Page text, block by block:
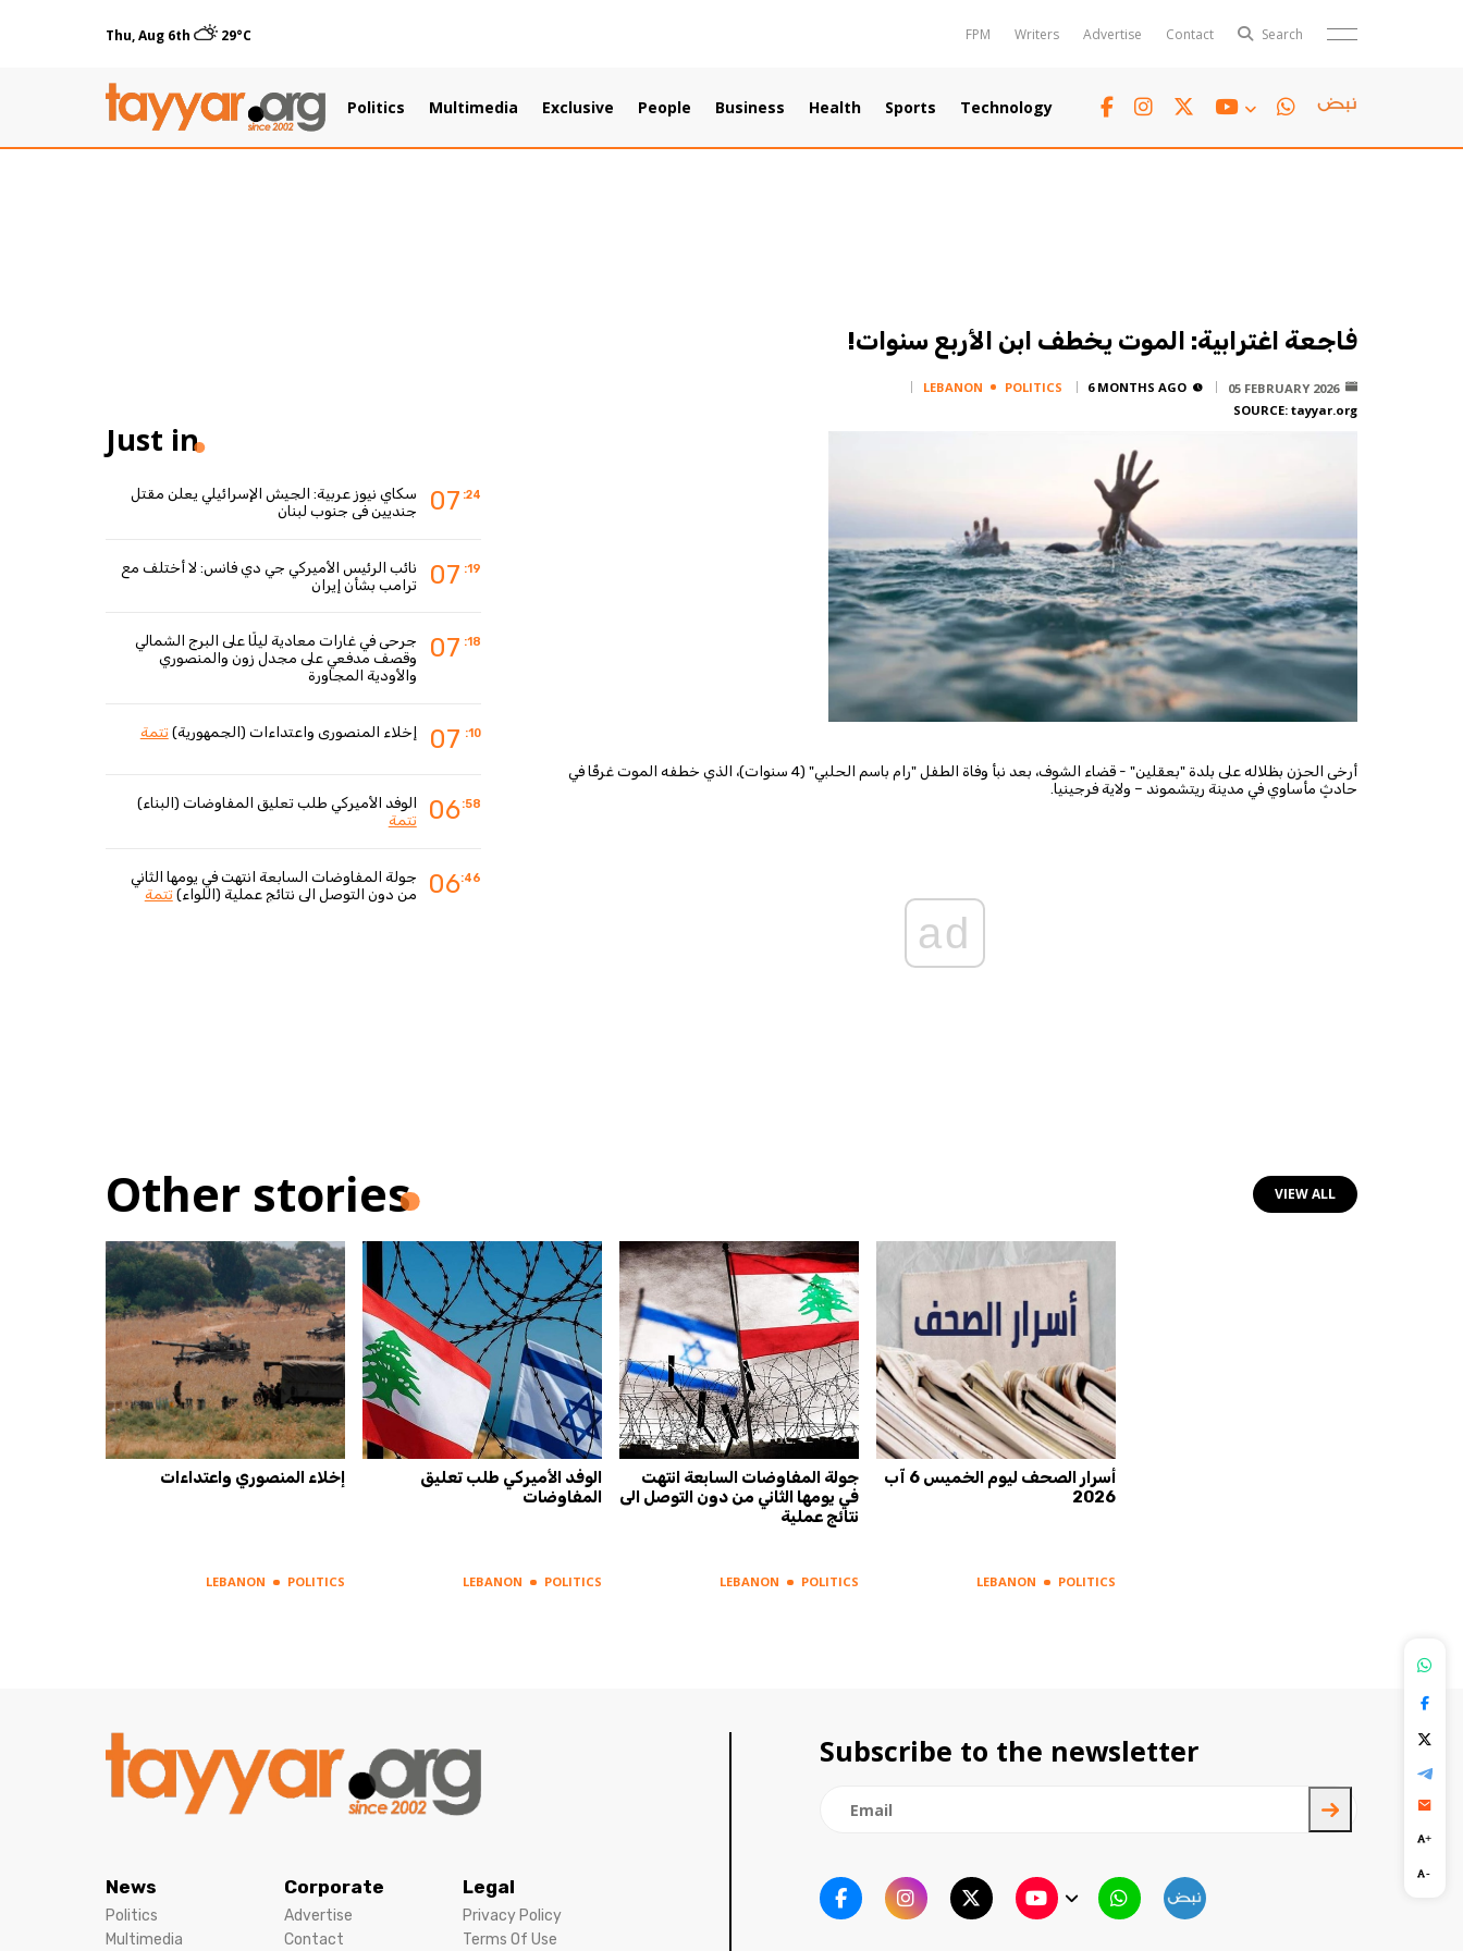
Thu, Aug 6th 29°C FPM Writers Advertise Contact Search
Polls
Politics Multimedia Exclusive People Business Health Sports Technology
TTV
فاجعة اغترابية: الموت يخطف ابن الأربع سنوات!
05 FEBRUARY 2026
6 MONTHS AGO
LEBANON
POLITICS
SOURCE: tayyar.org
أرخى الحزن بظلاله على بلدة "بعقلين" - قضاء الشوف، بعد نبأ وفاة الطفل "رام باسم الحلبي" (4 سنوات)، الذي خطفه الموت غرقًا في
حادثٍ مأساوي في مدينة ريتشموند – ولاية فرجينيا.
ad
Just in
07 :24
سكاي نيوز عربية: الجيش الإسرائيلي يعلن مقتل
جنديين في جنوب لبنان
07 :19
نائب الرئيس الأميركي جي دي فانس: لا أختلف مع
ترامب بشأن إيران
07 :18
جرحى في غارات معادية ليلًا على البرج الشمالي
وقصف مدفعي على مجدل زون والمنصوري
والأودية المجاورة
07 :10 إخلاء المنصوري واعتداءات (الجمهورية)تتمة
06:58
الوفد الأميركي طلب تعليق المفاوضات (البناء)
تتمة
06:46
جولة المفاوضات السابعة انتهت في يومها الثاني
من دون التوصل الى نتائج عملية (اللواء)تتمة
Other stories VIEW ALL
إخلاء المنصوري واعتداءات
LEBANON POLITICS
الوفد الأميركي طلب تعليق
المفاوضات
LEBANON POLITICS
جولة المفاوضات السابعة انتهت
في يومها الثاني من دون التوصل الى
نتائج عملية
LEBANON POLITICS
أسرار الصحف ليوم الخميس 6 آب
2026
LEBANON POLITICS
News
Politics
Multimedia
Corporate
Advertise
Contact
Legal
Privacy Policy
Terms Of Use
Subscribe to the newsletter